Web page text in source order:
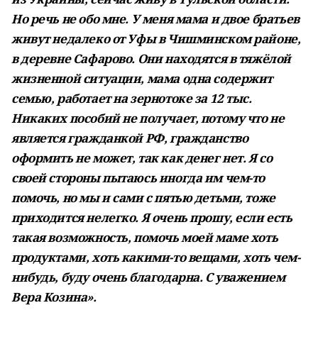
Но речь не обо мне. У меня мама и двое братьев
живут недалеко от Уфы в Чишминском районе,
в деревне Сафарово. Они находятся в тяжёлой
жизненной ситуации, мама одна содержит
семью, работает на зернотоке за 12 тыс.
Никаких пособий не получает, потому что не
является гражданкой РФ, гражданство
оформить не может, так как денег нет. Я со
своей стороны пытаюсь иногда им чем-то
помочь, но мы и сами с пятью детьми, тоже
приходится нелегко. Я очень прошу, если есть
такая возможность, помочь моей маме хоть
продуктами, хоть какими-то вещами, хоть чем-
нибудь, буду очень благодарна. С уважением
Вера Козина».